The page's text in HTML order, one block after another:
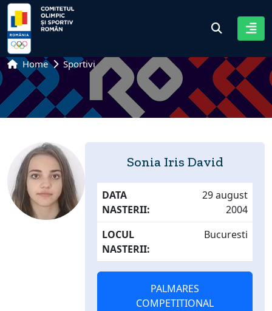
Home Sportivi
Sonia Iris David
DATA
NASTERII:
29 august
2004
LOCUL
NASTERII:
Bucuresti
PALMARES
COMPETITIONAL